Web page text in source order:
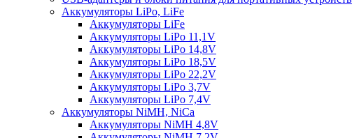
Аккумуляторы LiPo, LiFe
Аккумуляторы LiFe
Аккумуляторы LiPo 11,1V
Аккумуляторы LiPo 14,8V
Аккумуляторы LiPo 18,5V
Аккумуляторы LiPo 22,2V
Аккумуляторы LiPo 3,7V
Аккумуляторы LiPo 7,4V
Аккумуляторы NiMH, NiCa
Аккумуляторы NiMH 4,8V